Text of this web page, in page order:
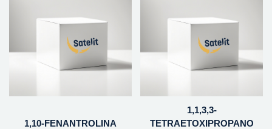
1,10-FENANTROLINA
1,1,3,3-
TETRAETOXIPROPANO